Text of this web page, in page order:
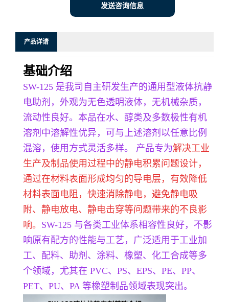
发送咨询信息
产品详请
基础介绍
SW-125 是我司自主研发生产的通用型液体抗静
电助剂，外观为无色透明液体，无机械杂质，
流动性良好。本品在水、醇类及多数极性有机
溶剂中溶解性优异，可与上述溶剂以任意比例
混溶，使用方式灵活多样。 产品专为解决工业
生产及制品使用过程中的静电积累问题设计，
通过在材料表面形成均匀的导电层，有效降低
材料表面电阻，快速消除静电，避免静电吸
附、静电放电、静电击穿等问题带来的不良影
响。 SW-125 与各类工业体系相容性良好，不影
响原有配方的性能与工艺，广泛适用于工业加
工、配料、助剂、涂料、橡塑、化工合成等多
个领域，尤其在 PVC、PS、EPS、PE、PP、
PET、PU、PA 等橡塑制品领域表现突出。